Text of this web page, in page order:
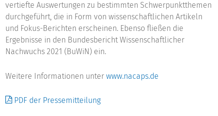
vertiefte Auswertungen zu bestimmten Schwerpunktthemen
durchgeführt, die in Form von wissenschaftlichen Artikeln
und Fokus-Berichten erscheinen. Ebenso fließen die
Ergebnisse in den Bundesbericht Wissenschaftlicher
Nachwuchs 2021 (BuWiN) ein.
Weitere Informationen unterwww.nacaps.de
PDF der Pressemitteilung